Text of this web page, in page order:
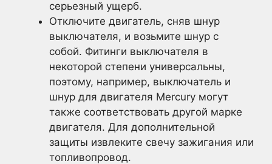
серьезный ущерб.
Отключите двигатель, сняв шнур
выключателя, и возьмите шнур с
собой. Фитинги выключателя в
некоторой степени универсальны,
поэтому, например, выключатель и
шнур для двигателя Mercury могут
также соответствовать другой марке
двигателя. Для дополнительной
защиты извлеките свечу зажигания или
топливопровод.